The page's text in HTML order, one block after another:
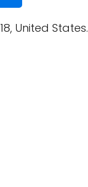
United States.